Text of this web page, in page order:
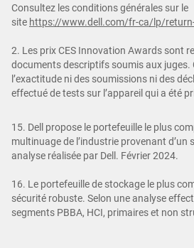
Consultez les conditions générales sur le
site https://www.dell.com/fr-ca/lp/
2. Les prix CES Innovation Awards sont
documents descriptifs soumis aux juges.
l’exactitude ni des soumissions ni des
effectué de tests sur l’appareil qui a été
15. Dell propose le portefeuille le plus
multinuage de l’industrie provenant d’un
analyse réalisée par Dell. Février 2024.
16. Le portefeuille de stockage le plus
sécurité robuste. Selon une analyse
segments PBBA, HCI, primaires et non